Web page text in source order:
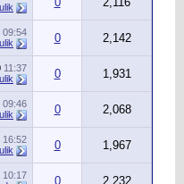
09:54
0 2,142
11:37
0 1,931
09:46
0 2,068
16:52
0 1,967
10:17
0 2,232